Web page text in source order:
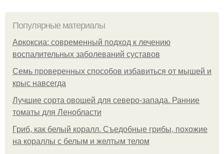
Популярные материалы
Аркоксиа: современный подход к лечению
воспалительных заболеваний суставов
Семь проверенных способов избавиться от мышей и
крыс навсегда
Лучшие сорта овощей для северо-запада. Ранние
томаты для Ленобласти
Гриб, как белый коралл. Съедобные грибы, похожие
на кораллы с белым и желтым телом